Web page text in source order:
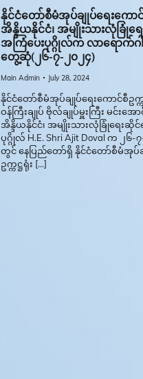
နိုင်ငံတော်စီမံအုပ်ချုပ်ရေးကောင်
အိန္ဒိယနိုင်ငံ၊ အမျိုးသားလုံခြုံရ
အကြံပေးပုဂ္ဂိုလ်က လာရောက်ဂ
တွေ့ဆုံ(၂၆-၇-၂၀၂၄)
Main Admin July 28, 2024
နိုင်ငံတော်စီမံအုပ်ချုပ်ရေးကောင်စီဥက္က
ဝန်ကြီးချုပ် ဗိုလ်ချုပ်မှူးကြီး မင်းအ
အိန္ဒိယနိုင်ငံ၊ အမျိုးသားလုံခြုံရေးဆိုင်
ပုဂ္ဂိုလ် H.E. Shri Ajit Doval က ၂၆
တွင် နေပြည်တော်ရှိ နိုင်ငံတော်စီမံအုပ်
ဥက္ကဋ္ဌရုံး […]